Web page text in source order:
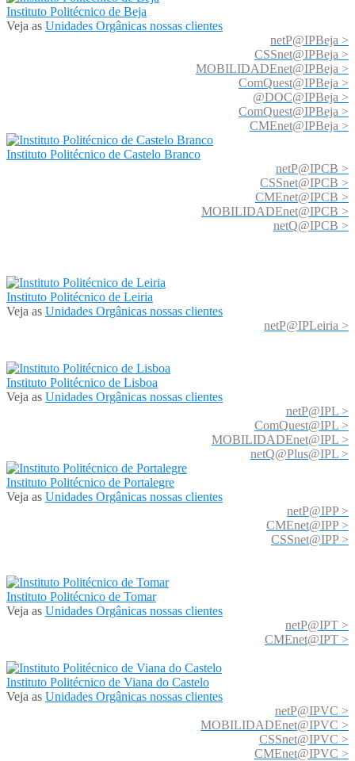
Instituto Politécnico de Beja
Veja as Unidades Orgânicas nossas clientes
netP@IPBeja >
CSSnet@IPBeja >
MOBILIDADEnet@IPBeja >
ComQuest@IPBeja >
@DOC@IPBeja >
ComQuest@IPBeja >
CMEnet@IPBeja >
Instituto Politécnico de Castelo Branco
netP@IPCB >
CSSnet@IPCB >
CMEnet@IPCB >
MOBILIDADEnet@IPCB >
netQ@IPCB >
Instituto Politécnico de Leiria
Veja as Unidades Orgânicas nossas clientes
netP@IPLeiria >
Instituto Politécnico de Lisboa
Veja as Unidades Orgânicas nossas clientes
netP@IPL >
ComQuest@IPL >
MOBILIDADEnet@IPL >
netQ@Plus@IPL >
Instituto Politécnico de Portalegre
Veja as Unidades Orgânicas nossas clientes
netP@IPP >
CMEnet@IPP >
CSSnet@IPP >
Instituto Politécnico de Tomar
Veja as Unidades Orgânicas nossas clientes
netP@IPT >
CMEnet@IPT >
Instituto Politécnico de Viana do Castelo
Veja as Unidades Orgânicas nossas clientes
netP@IPVC >
MOBILIDADEnet@IPVC >
CSSnet@IPVC >
CMEnet@IPVC >